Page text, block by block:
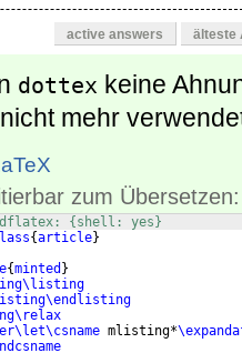
active answers älteste
dottex keine
mehr
zum Übersetzen:
{shell: yes}
{article}
{minted }
mlisting*